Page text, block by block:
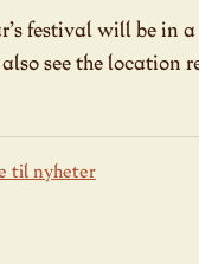
festival will be in
see the location
til nyheter